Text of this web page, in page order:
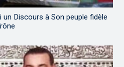
Discours à Son peuple fidèle